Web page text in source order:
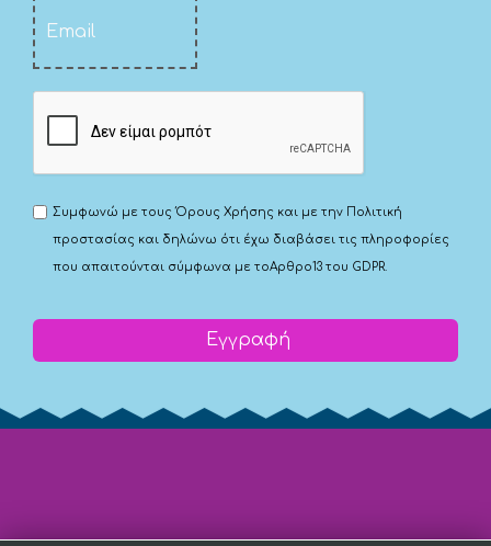
Συμφωνώ με τουςΌρους Χρήσης και με την Πολιτική
προστασίας και δηλώνω ότι έχω διαβάσει τις πληροφορίες
που απαιτούνται σύμφωνα με τοΑρθρο13 του GDPR.
Εγγραφή